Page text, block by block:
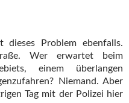
dieses Problem ebenfalls.
Wer erwartet beim
einem überlangen
Niemand. Aber
Tag mit der Polizei hier